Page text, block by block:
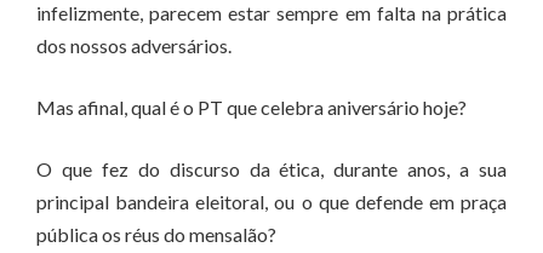
infelizmente, parecem estar sempre em falta na prática
dos nossos adversários.
Mas afinal, qual é o PT que celebra aniversário hoje?
O que fez do discurso da ética, durante anos, a sua
principal bandeira eleitoral, ou o que defende em praça
pública os réus do mensalão?